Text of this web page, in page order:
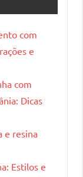
com
e
com
Dicas
e resina
Estilos e